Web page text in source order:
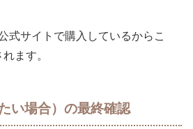
式サイトで購入しているからこ
ます。
い場合）の最終確認